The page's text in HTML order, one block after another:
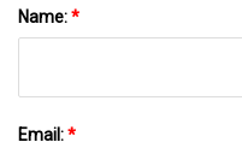
Name:*
Email:*